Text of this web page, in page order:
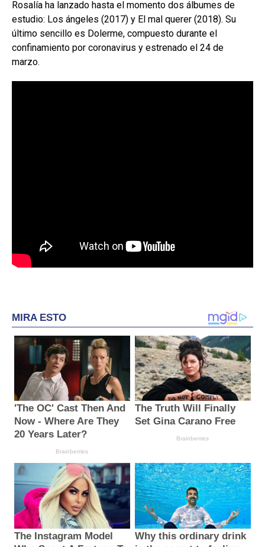
Rosalía ha lanzado hasta el momento dos álbumes de
estudio: Los ángeles (2017) y El mal querer (2018). Su
último sencillo es Dolerme, compuesto durante el
confinamiento por coronavirus y estrenado el 24 de
marzo.